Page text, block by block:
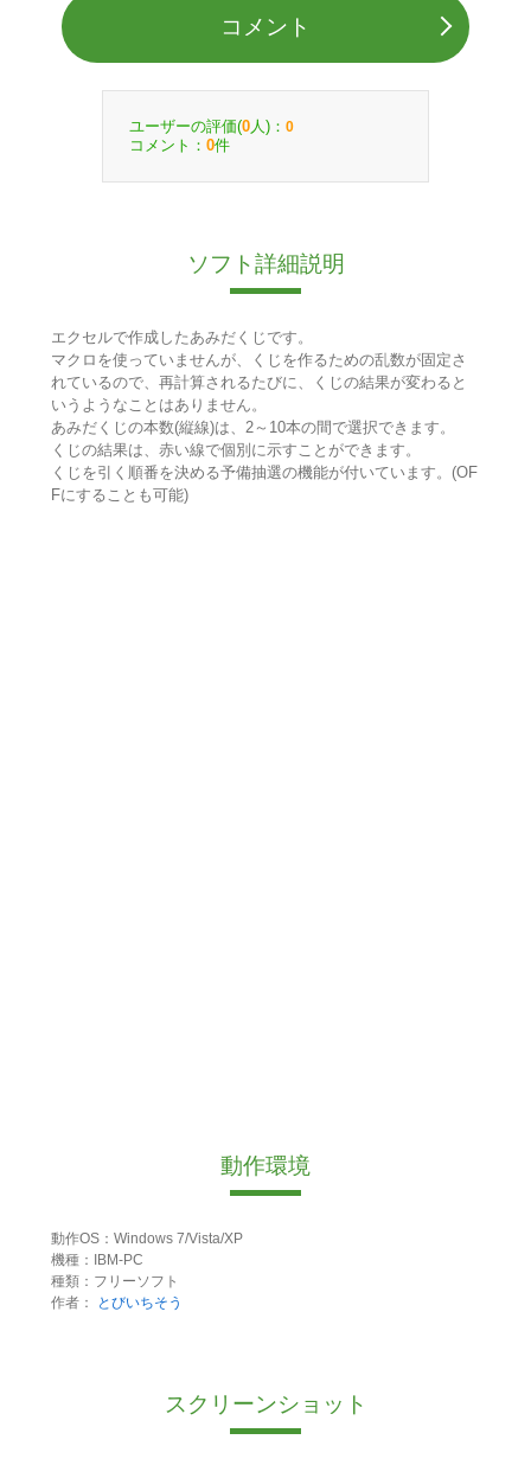
コメント
ユーザーの評価(0 人)： 0
コメント： 0件
ソフト詳細説明
エクセルで作成したあみだくじです。
マクロを使っていませんが、くじを作るための乱数が固定さ
れているので、再計算されるたびに、くじの結果が変わると
いうようなことはありません。
あみだくじの本数(縦線)は、2～10本の間で選択できます。
くじの結果は、赤い線で個別に示すことができます。
くじを引く順番を決める予備抽選の機能が付いています。(OF
Fにすることも可能)
動作環境
動作OS：Windows 7/Vista/XP
機種：IBM-PC
種類：フリーソフト
作者：
とびいちそう
スクリーンショット